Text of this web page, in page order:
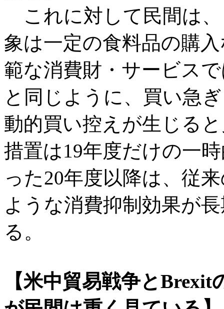
これに対して民間は
象は一定の食料品の購
範な消費財・サービス
と同じように、買い急
動的買い控えが生じる
措置は19年度だけの一
った20年度以降は、従
ような消費抑制効果が
る。
【米中貿易戦争と